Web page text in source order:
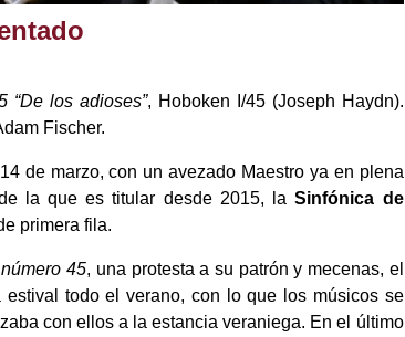
“De los adioses”, Hoboken I/45 (Joseph Haydn).
Fischer.
de marzo, con un avezado Maestro ya en plena
la que es titular desde 2015, laSinfónica de
primera fila.
45, una protesta a su patrón y mecenas, el
todo el verano, con lo que los músicos se
con ellos a la estancia veraniega. En el último